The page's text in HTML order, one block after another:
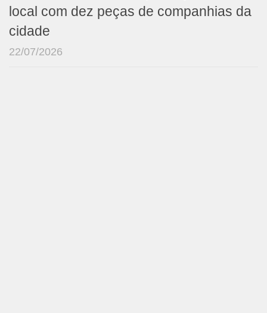
local com dez peças de companhias da
cidade
22/07/2026